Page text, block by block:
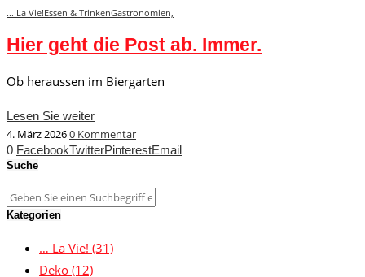
... La Vie!Essen & TrinkenGastronomien,
Hier geht die Post ab. Immer.
Ob heraussen im Biergarten
Lesen Sie weiter
4. März 20260 Kommentar
0 FacebookTwitterPinterestEmail
Suche
Kategorien
… La Vie! (31)
Deko (12)